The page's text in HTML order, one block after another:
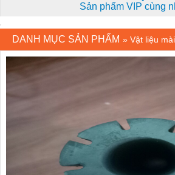
Sản phẩm VIP cùng
DANH MỤC SẢN PHẨM » Vật liệu